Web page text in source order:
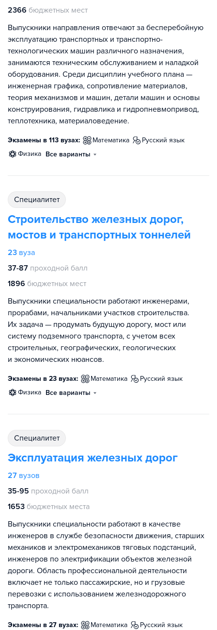
2366 бюджетных мест
Выпускники направления отвечают за бесперебойную
эксплуатацию транспортных и транспортно-
технологических машин различного назначения,
занимаются техническим обслуживанием и наладкой
оборудования. Среди дисциплин учебного плана —
инженерная графика, сопротивление материалов,
теория механизмов и машин, детали машин и основы
конструирования, гидравлика и гидропневмопривод,
теплотехника, материаловедение.
Экзамены в 113 вузах: математика
русский язык
физика Все варианты
специалитет
Строительство железных дорог,
мостов и транспортных тоннелей
23 вуза
37-87 проходной балл
1896 бюджетных мест
Выпускники специальности работают инженерами,
прорабами, начальниками участков строительства.
Их задача — продумать будущую дорогу, мост или
систему подземного транспорта, с учетом всех
строительных, географических, геологических
и экономических нюансов.
Экзамены в 23 вузах: математика
русский язык
физика Все варианты
специалитет
Эксплуатация железных дорог
27 вузов
35-95 проходной балл
1653 бюджетных места
Выпускники специальности работают в качестве
инженеров в службе безопасности движения, старших
механиков и электромехаников тяговых подстанций,
инженеров по электрификации объектов железной
дороги. Область профессиональной деятельности
включает не только пассажирские, но и грузовые
перевозки с использованием железнодорожного
транспорта.
Экзамены в 27 вузах: математика
русский язык